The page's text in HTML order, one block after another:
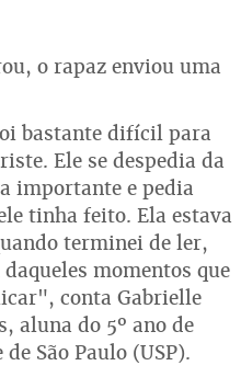
o rapaz enviou uma
bastante difícil para
Ele se despedia da
importante e pedia
tinha feito. Ela estava
terminei de ler,
momentos que
conta Gabrielle
aluna do 5º ano de
São Paulo (USP).